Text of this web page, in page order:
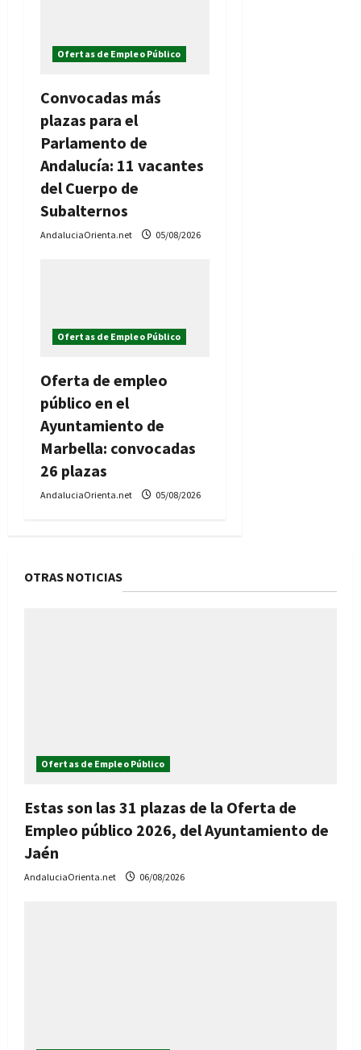
Ofertas de Empleo Público
Convocadas más
plazas para el
Parlamento de
Andalucía: 11 vacantes
del Cuerpo de
Subalternos
AndaluciaOrienta.net 05/08/2026
Ofertas de Empleo Público
Oferta de empleo
público en el
Ayuntamiento de
Marbella: convocadas
26 plazas
AndaluciaOrienta.net 05/08/2026
OTRAS NOTICIAS
Ofertas de Empleo Público
Estas son las 31 plazas de la Oferta de
Empleo público 2026, del Ayuntamiento de
Jaén
AndaluciaOrienta.net 06/08/2026